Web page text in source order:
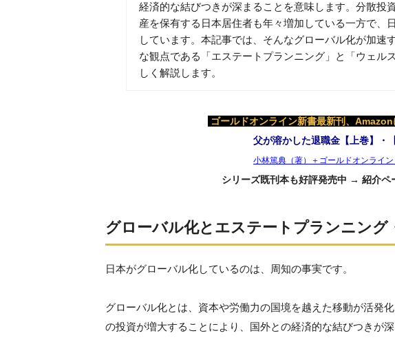
経済的な結びつきが深まることを意味します。分散投
産を保有する日本居住者も年々増加している一方で、
しています。本記事では、そんなグローバル化が加速
な観点である「エステートプランニング」と「ウェル
しく解説します。
ゴールドオンライン新書最新刊、Amazon
父が溶かした退職金【上巻】・
小林篤典（著）＋ゴールドオンライン
シリーズ既刊本も好評発売中 → 紹介ペ
グローバル化とエステートプランニング
日本がグローバル化しているのは、周知の事実です。
グローバル化とは、資本や労働力の国境を越えた移動が活発
の投資が増大することにより、国外との経済的な結びつきが深